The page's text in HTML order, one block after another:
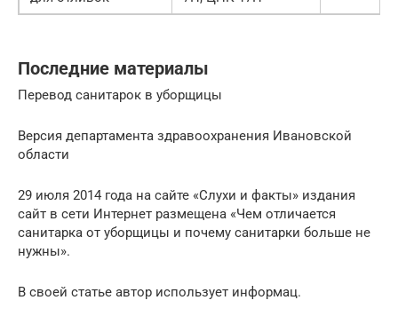
Последние материалы
Перевод санитарок в уборщицы
Версия департамента здравоохранения Ивановской
области
29 июля 2014 года на сайте «Слухи и факты» издания
сайт в сети Интернет размещена «Чем отличается
санитарка от уборщицы и почему санитарки больше не
нужны».
В своей статье автор использует информац.